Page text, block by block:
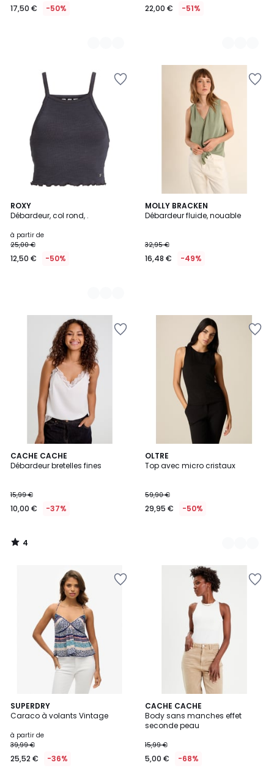
17,50 € -50% 22,00 € -51%
ROXY
Débardeur, col rond, .
à partir de
25,00 €
12,50 € -50%
5
Couleurs
MOLLY BRACKEN
Débardeur fluide, nouable
32,95 €
16,48 € -49%
CACHE CACHE
Débardeur bretelles fines
15,99 €
10,00 € -37%
4
/
4
/
OLTRE
Top avec micro cristaux
59,90 €
29,95 € -50%
2
Couleurs
SUPERDRY
Caraco à volants Vintage
à partir de
39,99 €
25,52 € -36%
CACHE CACHE
Body sans manches effet
seconde peau
15,99 €
5,00 € -68%